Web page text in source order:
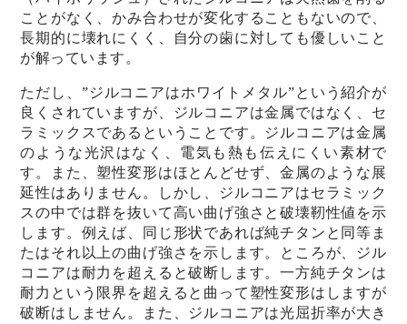
ことがなく、かみ合わせが変化することもないので、
長期的に壊れにくく、自分の歯に対しても優しいこと
が解っています。
ただし、”ジルコニアはホワイトメタル”という紹介が
良くされていますが、ジルコニアは金属ではなく、セ
ラミックスであるということです。ジルコニアは金属
のような光沢はなく、電気も熱も伝えにくい素材で
す。また、塑性変形はほとんどせず、金属のような展
延性はありません。しかし、ジルコニアはセラミック
スの中では群を抜いて高い曲げ強さと破壊靭性値を示
します。例えば、同じ形状であれば純チタンと同等ま
たはそれ以上の曲げ強さを示します。ところが、ジル
コニアは耐力を超えると破断します。一方純チタンは
耐力という限界を超えると曲って塑性変形はしますが
破断はしません。また、ジルコニアは光屈折率が大き